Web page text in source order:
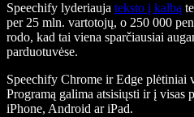
Speechify lyderiauja teksto į kalbą
per 25 mln. vartotojų, o 250 000
rodo, kad tai viena sparčiausiai
parduotuvėse.
Speechify Chrome ir Edge
Programą galima atsisiųsti ir į visas
iPhone, Android ar iPad.